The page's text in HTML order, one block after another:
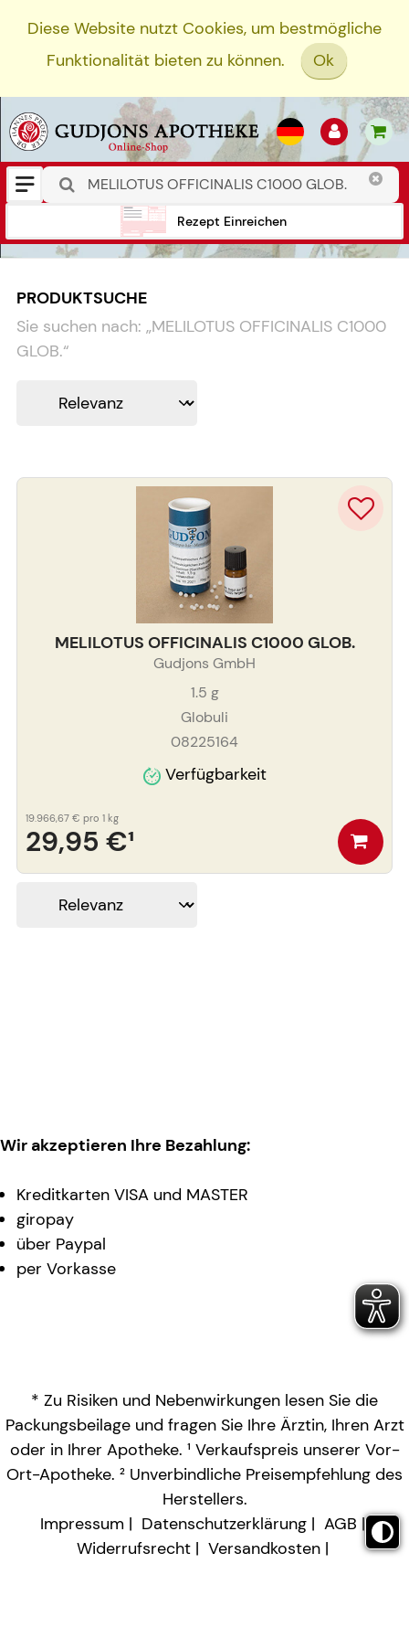
Diese Website nutzt Cookies, um bestmögliche
Funktionalität bieten zu können.
Ok
Rezept Einreichen
PRODUKTSUCHE
Sie suchen nach: „MELILOTUS OFFICINALIS C1000
GLOB.“
MELILOTUS OFFICINALIS C1000 GLOB.
Gudjons GmbH
1.5 g
Globuli
08225164
Verfügbarkeit
29,95 €¹
19.966,67 € pro 1 kg
Wir akzeptieren Ihre Bezahlung:
Kreditkarten VISA und MASTER
giropay
über Paypal
per Vorkasse
* Zu Risiken und Nebenwirkungen lesen Sie die
Packungsbeilage und fragen Sie Ihre Ärztin, Ihren Arzt
oder in Ihrer Apotheke. ¹ Verkaufspreis unserer Vor-
Ort-Apotheke. ² Unverbindliche Preisempfehlung des
Herstellers.
Impressum
Datenschutzerklärung
AGB
Widerrufsrecht
Versandkosten